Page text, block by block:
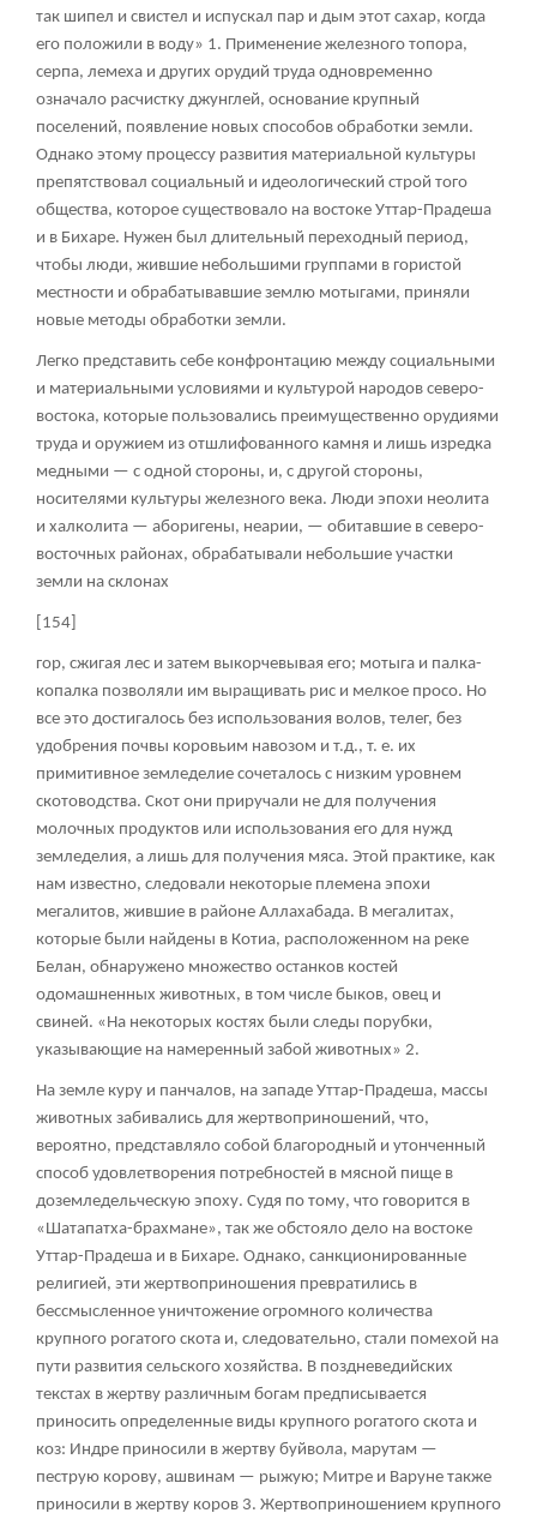
так шипел и свистел и испускал пар и дым этот сахар, когда
его положили в воду» 1. Применение железного топора,
серпа, лемеха и других орудий труда одновременно
означало расчистку джунглей, основание крупный
поселений, появление новых способов обработки земли.
Однако этому процессу развития материальной культуры
препятствовал социальный и идеологический строй того
общества, которое существовало на востоке Уттар-Прадеша
и в Бихаре. Нужен был длительный переходный период,
чтобы люди, жившие небольшими группами в гористой
местности и обрабатывавшие землю мотыгами, приняли
новые методы обработки земли.
Легко представить себе конфронтацию между социальными
и материальными условиями и культурой народов северо-
востока, которые пользовались преимущественно орудиями
труда и оружием из отшлифованного камня и лишь изредка
медными — с одной стороны, и, с другой стороны,
носителями культуры железного века. Люди эпохи неолита
и халколита — аборигены, неарии, — обитавшие в северо-
восточных районах, обрабатывали небольшие участки
земли на склонах
[154]
гор, сжигая лес и затем выкорчевывая его; мотыга и палка-
копалка позволяли им выращивать рис и мелкое просо. Но
все это достигалось без использования волов, телег, без
удобрения почвы коровьим навозом и т.д., т. е. их
примитивное земледелие сочеталось с низким уровнем
скотоводства. Скот они приручали не для получения
молочных продуктов или использования его для нужд
земледелия, а лишь для получения мяса. Этой практике, как
нам известно, следовали некоторые племена эпохи
мегалитов, жившие в районе Аллахабада. В мегалитах,
которые были найдены в Котиа, расположенном на реке
Белан, обнаружено множество останков костей
одомашненных животных, в том числе быков, овец и
свиней. «На некоторых костях были следы порубки,
указывающие на намеренный забой животных» 2.
На земле куру и панчалов, на западе Уттар-Прадеша, массы
животных забивались для жертвоприношений, что,
вероятно, представляло собой благородный и утонченный
способ удовлетворения потребностей в мясной пище в
доземледельческую эпоху. Судя по тому, что говорится в
«Шатапатха-брахмане», так же обстояло дело на востоке
Уттар-Прадеша и в Бихаре. Однако, санкционированные
религией, эти жертвоприношения превратились в
бессмысленное уничтожение огромного количества
крупного рогатого скота и, следовательно, стали помехой на
пути развития сельского хозяйства. В поздневедийских
текстах в жертву различным богам предписывается
приносить определенные виды крупного рогатого скота и
коз: Индре приносили в жертву буйвола, марутам —
пеструю корову, ашвинам — рыжую; Митре и Варуне также
приносили в жертву коров 3. Жертвоприношением крупного